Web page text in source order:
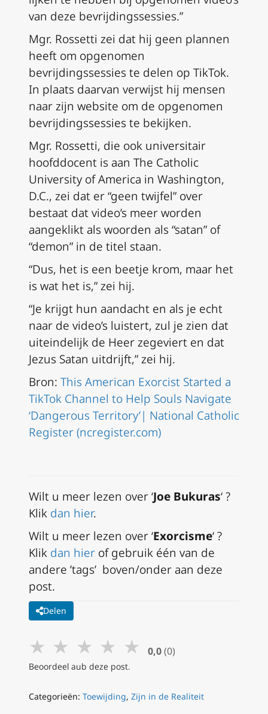
van deze bevrijdingssessies.”
Mgr. Rossetti zei dat hij geen plannen
heeft om opgenomen
bevrijdingssessies te delen op TikTok.
In plaats daarvan verwijst hij mensen
naar zijn website om de opgenomen
bevrijdingssessies te bekijken.
Mgr. Rossetti, die ook universitair
hoofddocent is aan The Catholic
University of America in Washington,
D.C., zei dat er “geen twijfel” over
bestaat dat video’s meer worden
aangeklikt als woorden als “satan” of
“demon” in de titel staan.
“Dus, het is een beetje krom, maar het
is wat het is,” zei hij.
“Je krijgt hun aandacht en als je echt
naar de video’s luistert, zul je zien dat
uiteindelijk de Heer zegeviert en dat
Jezus Satan uitdrijft,” zei hij.
Bron: This American Exorcist Started a
TikTok Channel to Help Souls Navigate
‘Dangerous Territory’| National Catholic
Register (ncregister.com)
Wilt u meer lezen over ‘Joe Bukuras‘ ?
Klik dan hier.
Wilt u meer lezen over ‘Exorcisme‘ ?
Klik dan hier of gebruik één van de
andere ’tags’ boven/onder aan deze
post.
Delen
★ ★ ★ ★ ★ 0,0 (0)
Beoordeel aub deze post.
Categorieën: Toewijding, Zijn in de Realiteit